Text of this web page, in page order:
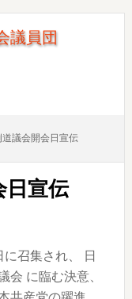
議員団
議会開会日宣伝
日宣伝
召集され、 日
会 に臨む決意、